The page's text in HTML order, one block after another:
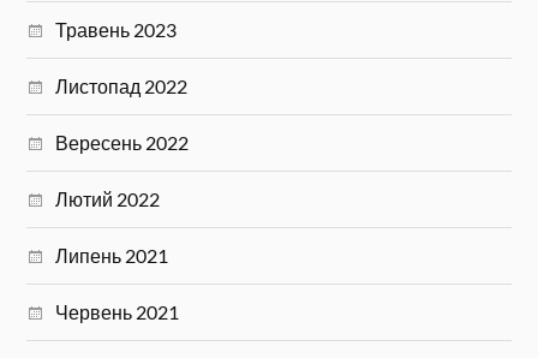
Травень 2023
Листопад 2022
Вересень 2022
Лютий 2022
Липень 2021
Червень 2021